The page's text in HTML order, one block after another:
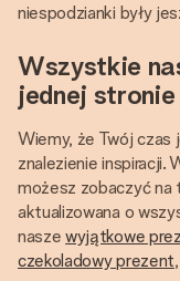
niespodzianki były
Wszystkie
jednej stronie
Wiemy, że Twój czas
znalezienie
możesz zobaczyć na
aktualizowana o
naszewyjątkowe
czekoladowy prezent